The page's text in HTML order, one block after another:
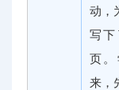
动，
写
页。
来，